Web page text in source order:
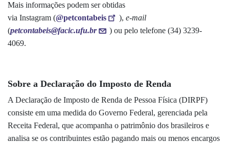
Mais informações podem ser obtidas
via Instagram (@petcontabeis ), e-mail
(petcontabeis@facic.ufu.br
) ou pelo telefone (34) 3239-
4069.
Sobre a Declaração do Imposto de Renda
A Declaração de Imposto de Renda de Pessoa Física (DIRPF)
consiste em uma medida do Governo Federal, gerenciada pela
Receita Federal, que acompanha o patrimônio dos brasileiros e
analisa se os contribuintes estão pagando mais ou menos encargos